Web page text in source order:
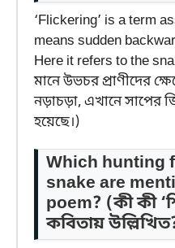
‘Flickering’ is a term
means sudden
Here it refers to the
মানে উভচর প্রাণীদের
নড়াচড়া, এখানে
হয়েছে।)
Which hunting
snake are
poem? (কী কী
কবিতায়